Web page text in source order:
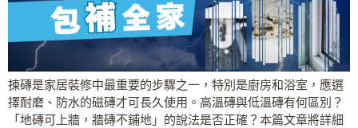
揀磚是家居裝修中最重要的步驟之一，特別是廚房和浴室，應選
擇耐磨、防水的磁磚才可長久使用。高溫磚與低溫磚有何區別？
「地磚可上牆，牆磚不鋪地」的說法是否正確？本篇文章將詳細